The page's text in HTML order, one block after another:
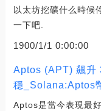
以太坊挖礦什么時候
一下吧.
1900/1/1 0:00:00
Aptos (APT) 飆升
穩_Solana:Aptos
Aptos是當今表現最